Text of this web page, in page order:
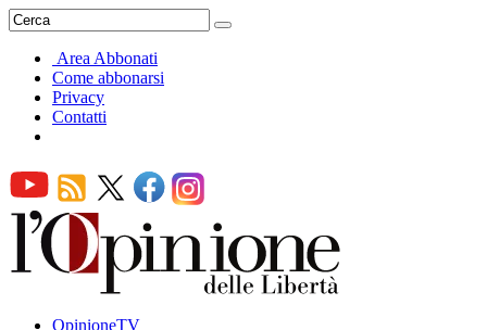
Area Abbonati
Come abbonarsi
Privacy
Contatti
OpinioneTV